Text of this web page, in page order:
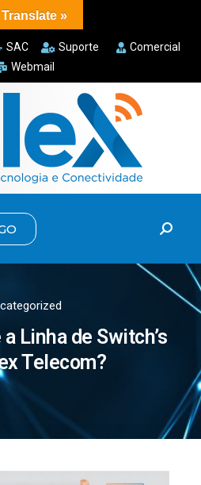
SAC Suporte
Comercial
Webmail
Linha de Switch’s
Telecom?
Translate »